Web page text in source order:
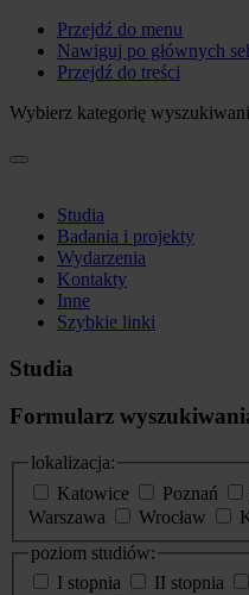
Przejdź do menu
Nawiguj po głównych
Przejdź do treści
Wybierz kategorię
Studia
Badania i projekty
Wydarzenia
Kontakty
Inne
Szybkie linki
Studia
Formularz
lokalizacja:
Katowice
Poznań
Warszawa
Wrocław
poziom studiów:
I stopnia
II stopnia